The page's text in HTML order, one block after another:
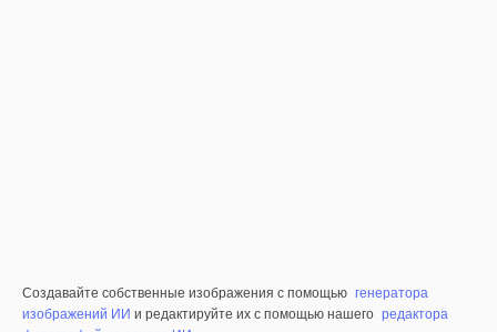
Создавайте собственные изображения с помощью генератора
изображений ИИ и редактируйте их с помощью нашего редактора